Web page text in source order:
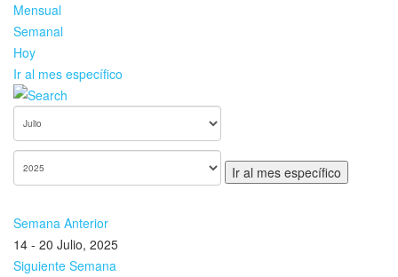
Mensual
Semanal
Hoy
Ir al mes específico
Ir al mes específico
Semana Anterior
14 - 20 Julio, 2025
Siguiente Semana